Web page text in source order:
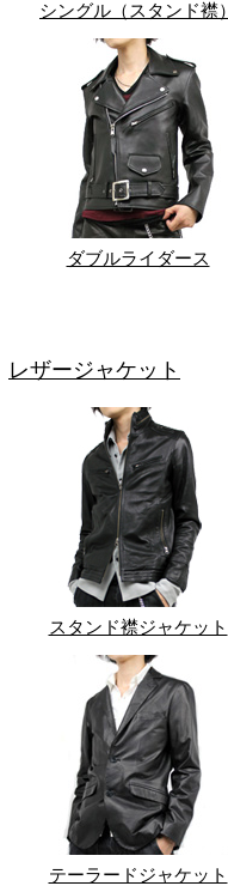
シングル（スタンド襟）
ダブルライダース
レザージャケット
スタンド襟ジャケット
テーラードジャケット